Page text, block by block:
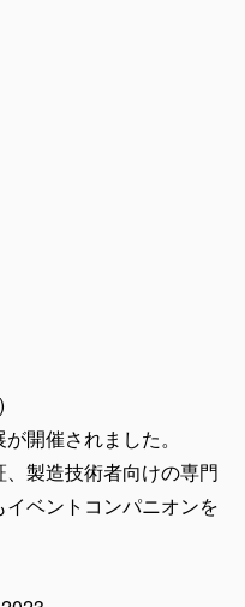
開催されました。
製造技術者向けの専門
ベントコンパニオンを